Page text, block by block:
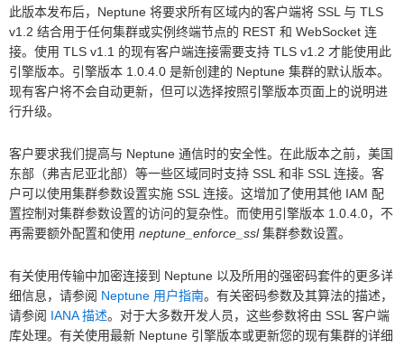
此版本发布后，Neptune 将要求所有区域内的客户端将 SSL 与 TLS
v1.2 结合用于任何集群或实例终端节点的 REST 和 WebSocket 连
接。使用 TLS v1.1 的现有客户端连接需要支持 TLS v1.2 才能使用此
引擎版本。引擎版本 1.0.4.0 是新创建的 Neptune 集群的默认版本。
现有客户将不会自动更新，但可以选择按照引擎版本页面上的说明进
行升级。
客户要求我们提高与 Neptune 通信时的安全性。在此版本之前，美国
东部（弗吉尼亚北部）等一些区域同时支持 SSL 和非 SSL 连接。客
户可以使用集群参数设置实施 SSL 连接。这增加了使用其他 IAM 配
置控制对集群参数设置的访问的复杂性。而使用引擎版本 1.0.4.0，不
再需要额外配置和使用 neptune_enforce_ssl集群参数设置。
有关使用传输中加密连接到 Neptune 以及所用的强密码套件的更多详
细信息，请参阅 Neptune 用户指南。有关密码参数及其算法的描述，
请参阅 IANA 描述。对于大多数开发人员，这些参数将由 SSL 客户端
库处理。有关使用最新 Neptune 引擎版本或更新您的现有集群的详细